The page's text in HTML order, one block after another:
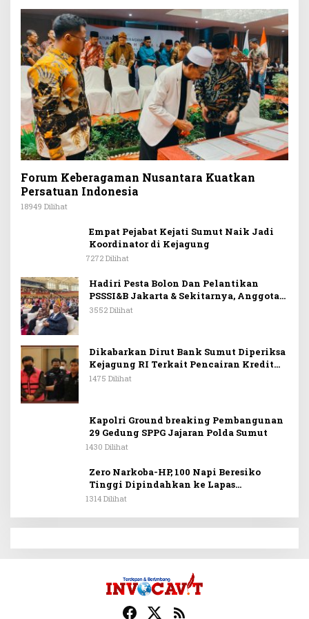
Forum Keberagaman Nusantara Kuatkan
Persatuan Indonesia
18949 Dilihat
Empat Pejabat Kejati Sumut Naik Jadi
Koordinator di Kejagung
7272 Dilihat
Hadiri Pesta Bolon Dan Pelantikan
PSSSI&B Jakarta & Sekitarnya, Anggota
DPR RI Kombes. Pol. (Purn). Dr. Maruli
Membangun Bangsa
3552 Dilihat
Dikabarkan Dirut Bank Sumut Diperiksa
Kejagung RI Terkait Pencairan Kredit
PT Sritex
1475 Dilihat
Kapolri Ground breaking Pembangunan
29 Gedung SPPG Jajaran Polda Sumut
1430 Dilihat
Zero Narkoba-HP, 100 Napi Beresiko
Tinggi Dipindahkan ke Lapas
Nusakambangan
1314 Dilihat